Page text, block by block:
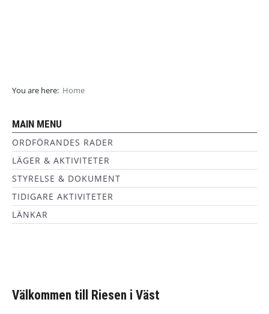
You are here: Home
MAIN MENU
ORDFÖRANDES RADER
LÄGER & AKTIVITETER
STYRELSE & DOKUMENT
TIDIGARE AKTIVITETER
LÄNKAR
Välkommen till Riesen i Väst